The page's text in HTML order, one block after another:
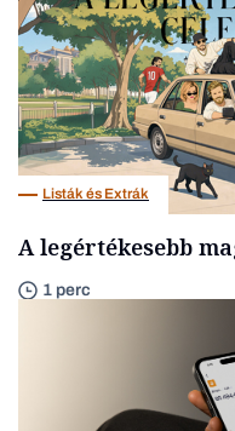
Listák és Extrák
A legértékesebb
1 perc